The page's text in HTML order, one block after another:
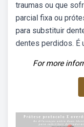
traumas ou que
parcial fixa ou
para substituir
dentes perdidos. É
For more